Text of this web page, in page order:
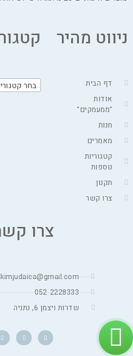
ניווט מהיר
דף הבית
אודות
"ממעמקים"
חנות
מאמרים
קטגוריות
נוספות
תקנון
צרו קשר
בחר
צרו
052-2228333
שדרות ויצמן 6, נתניה